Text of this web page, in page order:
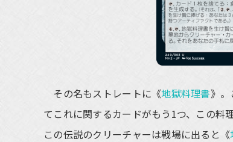
その名もストレートに《地獄料理書》
てこれに関するカードがもう1つ、この料
この伝説のクリーチャーは戦場に出ると《